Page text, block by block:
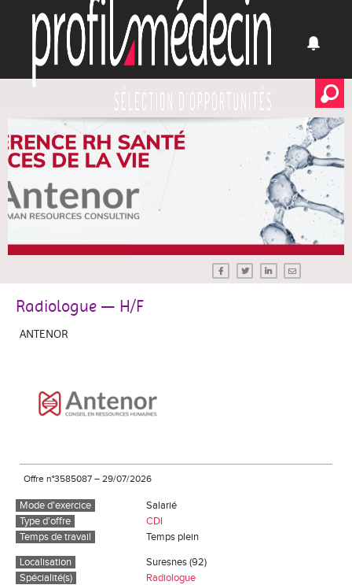
Radiologue — H/F
ANTENOR
Offre n°3585087 – 29/07/2026
Mode d'exercice
Salarié
Type d'offre
CDI
Temps de travail
Temps plein
Localisation
Suresnes (92)
Spécialité(s)
Radiologue